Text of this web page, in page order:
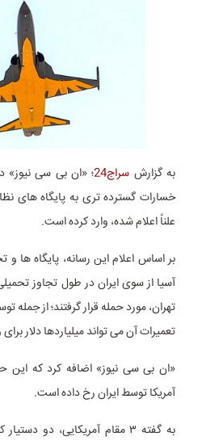
به گزارش سراج24
؛ «ان بی سی نیوز»
خسارات گسترده‌ تری به پایگاه‌ های
علناً اعلام شده، وارد کرده است.
بر اساس اعلام این رسانه، پایگاه‌ ها و
آسیا از سوی ایران در طول تجاوز
تعمیرات آن می‌ تواند میلیاردها دلار
«ان بی سی نیوز» اضافه کرد که این
آمریکا توسط ایران رخ داده است.
به گفته ۳ مقام آمریکایی، دو